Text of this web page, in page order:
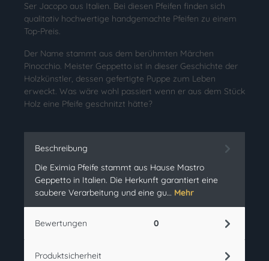
Ser Jacopo aus Italien. Bei diesen Pfeifen finden sich
qualitativ hochwertige handgemachte Pfeifen zu einem
Top-Preis.
Der Name stammt aus dem berühmten Märchen
Pinocchio. Meister Geppetto ist in dieser Geschichte der
Holzkünstler, dessen gefertigte Puppe zum Leben
erweckt. Was wäre wohl passiert wenn er aus dem Stück
Holz eine Pfeife geschnitzt hätte?
Beschreibung
Die Eximia Pfeife stammt aus Hause Mastro
Geppetto in Italien. Die Herkunft garantiert eine
saubere Verarbeitung und eine gu… Mehr
Bewertungen 0
Produktsicherheit